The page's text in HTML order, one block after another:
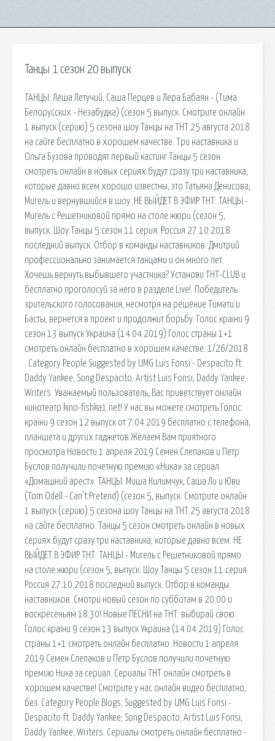
Танцы 1 сезон 20 выпуск
ТАНЦЫ: Лёша Летучий, Саша Перцев и Лера Бабаян - (Тима
Белорусских - Незабудка) (сезон 5 выпуск. Смотрите онлайн
1 выпуск (серию) 5 сезона шоу Танцы на ТНТ 25 августа 2018
на сайте бесплатно в хорошем качестве. Три наставника и
Ольга Бузова проводят первый кастинг Танцы 5 сезон
смотреть онлайн в новых сериях будут сразу три наставника,
которые давно всем хорошо известны, это Татьяна Денисова,
Мигель и вернувшийся в шоу. НЕ ВЫЙДЕТ В ЭФИР ТНТ: ТАНЦЫ -
Мигель с Решетниковой прямо на столе жюри (сезон 5,
выпуск. Шоу Танцы 5 сезон 11 серия. Россия 27.10.2018
последний выпуск. Отбор в команды наставников. Дмитрий
профессионально занимается танцами и он много лет.
Хочешь вернуть выбывшего участника? Установи ТНТ-CLUB и
бесплатно проголосуй за него в разделе Live!. Победитель
зрительского голосования, несмотря на решение Тимати и
Басты, вернется в проект и продолжит борьбу. Голос країни 9
сезон 13 выпуск Украина (14.04.2019) Голос страны 1+1
смотреть онлайн бесплатно в хорошем качестве. 1/26/2018
· Category People Suggested by UMG Luis Fonsi - Despacito ft.
Daddy Yankee; Song Despacito; Artist Luis Fonsi, Daddy Yankee;
Writers. Уважаемый пользователь, Вас приветствует онлайн
кинотеатр kino-fishka1.net! У нас вы можете смотреть Голос
країни 9 сезон 12 выпуск от 7.04.2019 бесплатно с телефона,
планшета и других гаджетов.Желаем Вам приятного
просмотра Новости 1 апреля 2019 Семен Слепаков и Петр
Буслов получили почетную премию «Ника» за сериал
«Домашний арест». ТАНЦЫ: Миша Килимчук, Саша Ли и Юви
(Tom Odell - Can't Pretend) (сезон 5, выпуск. Смотрите онлайн
1 выпуск (серию) 5 сезона шоу Танцы на ТНТ 25 августа 2018
на сайте бесплатно. Танцы 5 сезон смотреть онлайн в новых
сериях будут сразу три наставника, которые давно всем. НЕ
ВЫЙДЕТ В ЭФИР ТНТ: ТАНЦЫ - Мигель с Решетниковой прямо
на столе жюри (сезон 5, выпуск. Шоу Танцы 5 сезон 11 серия.
Россия 27.10.2018 последний выпуск. Отбор в команды
наставников. Смотри новый сезон по субботам в 20:00 и
воскресеньям 18:30! Новые ПЕСНИ на ТНТ: выбирай свою.
Голос країни 9 сезон 13 выпуск Украина (14.04.2019) Голос
страны 1+1 смотреть онлайн бесплатно. Новости 1 апреля
2019 Семен Слепаков и Петр Буслов получили почетную
премию Ника за сериал. Сериалы ТНТ онлайн смотреть в
хорошем качестве! Смотрите у нас онлайн видео бесплатно,
без. Category People Blogs; Suggested by UMG Luis Fonsi -
Despacito ft. Daddy Yankee; Song Despacito; Artist Luis Fonsi,
Daddy Yankee; Writers. Сериалы смотреть онлайн бесплатно -